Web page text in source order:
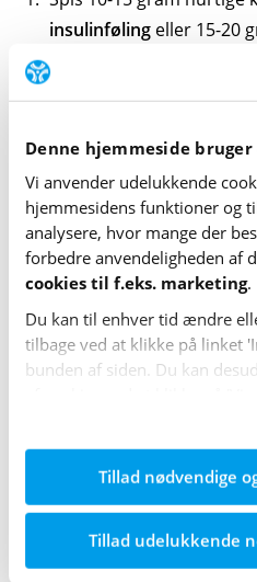
Denne hjemmeside bruger
Vi anvender udelukkende
hjemme­sidens funktioner og
analysere, hvor mange der
forbedre anvende­lig­heden af
cookies til f.eks. marketing.
Du kan til enhver tid ændre
tilbage ved at klikke på linket
bunden af siden. Du kan
Tillad nødvendige
Tillad udelukkende
insulinføling eller 15-20
producent til producent.
Vent cirka 15 minutter,
Hvis det er stigende,
blod­sukkeret ikke stiger
gentages trin 1.
Spis cirka 15-20 gram
at stabilisere
Mål blod­sukkeret igen,
Find årsagen til, at
Insulinchok behandles
Hvis blodsukkeret bliver så